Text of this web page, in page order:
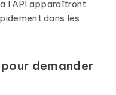
l'API apparaîtront
dans les
demander